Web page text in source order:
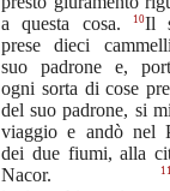
a questa cosa.
10Il
prese dieci
suo padrone e,
ogni sorta di cose
del suo padrone, si
viaggio e andò nel
dei due fiumi, alla
Nacor.